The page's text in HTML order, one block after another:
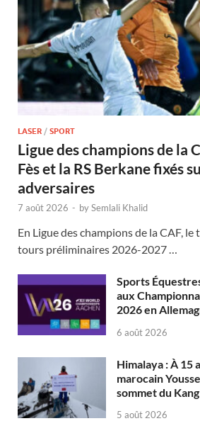
LASER / SPORT
Ligue des champions de la
Fès et la RS Berkane fixés
adversaires
7 août 2026 - bySemlali Khalid
En Ligue des champions de la CAF, le
tours préliminaires 2026-2027 …
Sports
aux
2026 en
6 août 2026
Himalaya : À 15
marocain
sommet du
5 août 2026